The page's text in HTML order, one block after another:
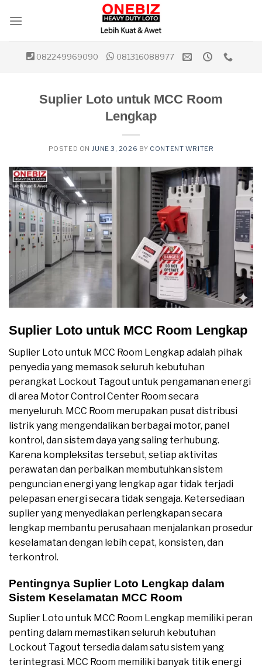
082249969090 081316088977
Suplier Loto untuk MCC Room
Lengkap
POSTED ON JUNE 3, 2026 BY CONTENT WRITER
Suplier Loto untuk MCC Room Lengkap
Suplier Loto untuk MCC Room Lengkap adalah pihak
penyedia yang memasok seluruh kebutuhan
perangkat Lockout Tagout untuk pengamanan energi
di area Motor Control Center Room secara
menyeluruh. MCC Room merupakan pusat distribusi
listrik yang mengendalikan berbagai motor, panel
kontrol, dan sistem daya yang saling terhubung.
Karena kompleksitas tersebut, setiap aktivitas
perawatan dan perbaikan membutuhkan sistem
penguncian energi yang lengkap agar tidak terjadi
pelepasan energi secara tidak sengaja. Ketersediaan
suplier yang menyediakan perlengkapan secara
lengkap membantu perusahaan menjalankan prosedur
keselamatan dengan lebih cepat, konsisten, dan
terkontrol.
Pentingnya Suplier Loto Lengkap dalam
Sistem Keselamatan MCC Room
Suplier Loto untuk MCC Room Lengkap memiliki peran
penting dalam memastikan seluruh kebutuhan
Lockout Tagout tersedia dalam satu sistem yang
terintegrasi. MCC Room memiliki banyak titik energi